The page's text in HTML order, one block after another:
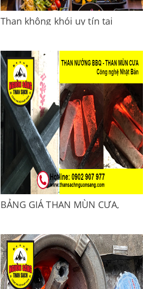
Than không khói uy tín tại
Than không khói uy tín tại TP.HCM giá
rẻCung cấp than không khói Nguồn
Sáng - Than nướng không khói, không...
Đọc thêm »
BẢNG GIÁ THAN MÙN CƯA,
BẢNG GIÁ THAN MÙN CƯA, THAN MÙN
CƯA, THAN NƯỚNG KHÔNG KHÓI.Than
mùn cưa là dòng than nướng không